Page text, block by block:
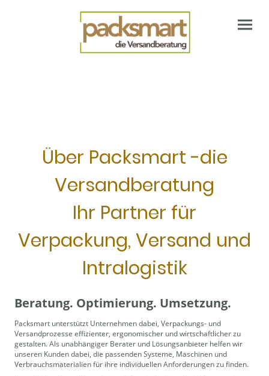
Über Packsmart -die
Versandberatung
Ihr Partner für
Verpackung, Versand und
Intralogistik
Beratung. Optimierung. Umsetzung.
Packsmart unterstützt Unternehmen dabei, Verpackungs- und
Versandprozesse effizienter, ergonomischer und wirtschaftlicher zu
gestalten. Als unabhängiger Berater und Lösungsanbieter helfen wir
unseren Kunden dabei, die passenden Systeme, Maschinen und
Verbrauchsmaterialien für ihre individuellen Anforderungen zu finden.